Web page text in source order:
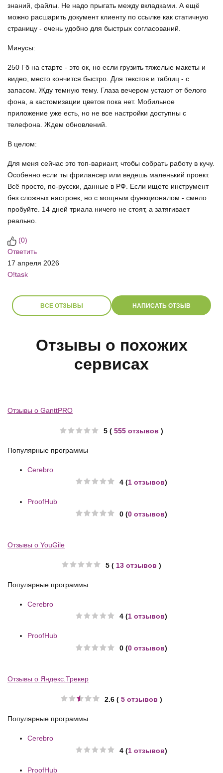
знаний, файлы. Не надо прыгать между вкладками. А ещё
можно расшарить документ клиенту по ссылке как статичную
страницу - очень удобно для быстрых согласований.
Минусы:
250 Гб на старте - это ок, но если грузить тяжелые макеты и
видео, место кончится быстро. Для текстов и таблиц - с
запасом. Жду темную тему. Глаза вечером устают от белого
фона, а кастомизации цветов пока нет. Мобильное
приложение уже есть, но не все настройки доступны с
телефона. Ждем обновлений.
В целом:
Для меня сейчас это топ-вариант, чтобы собрать работу в кучу.
Особенно если ты фрилансер или ведешь маленький проект.
Всё просто, по-русски, данные в РФ. Если ищете инструмент
без сложных настроек, но с мощным функционалом - смело
пробуйте. 14 дней триала ничего не стоят, а затягивает
реально.
(0)
Ответить
17 апреля 2026
O!task
ВСЕ ОТЗЫВЫ НАПИСАТЬ ОТЗЫВ
Отзывы о похожих
сервисах
Отзывы о GanttPRO
5 ( 555 отзывов )
Популярные программы
Cerebro
4 (1 отзывов)
ProofHub
0 (0 отзывов)
Отзывы о YouGile
5 ( 13 отзывов )
Популярные программы
Cerebro
4 (1 отзывов)
ProofHub
0 (0 отзывов)
Отзывы о Яндекс.Трекер
2.6 ( 5 отзывов )
Популярные программы
Cerebro
4 (1 отзывов)
ProofHub